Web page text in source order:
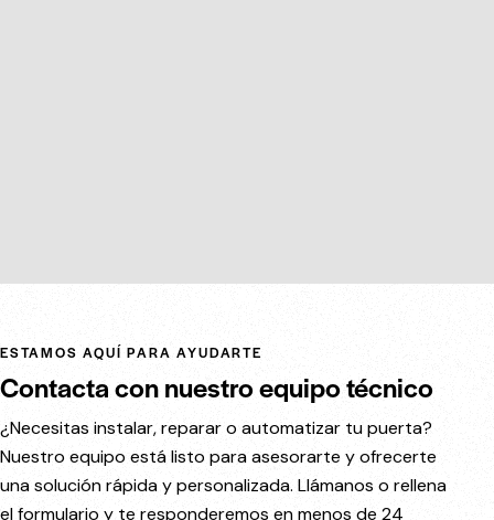
ESTAMOS AQUÍ PARA AYUDARTE
Contacta con nuestro equipo técnico
¿Necesitas instalar, reparar o automatizar tu puerta?
Nuestro equipo está listo para asesorarte y ofrecerte
una solución rápida y personalizada. Llámanos o rellena
el formulario y te responderemos en menos de 24